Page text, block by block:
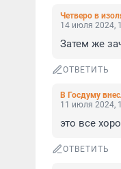
Четверо в
14 июля 2024,
Затем же
ОТВЕТИТЬ
В Госдуму
11 июля 2024,
это все
ОТВЕТИТЬ